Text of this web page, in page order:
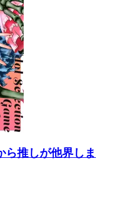
ら推しが他界しま